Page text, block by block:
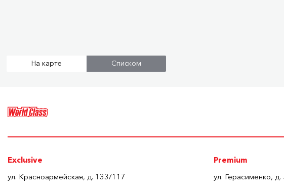
На карте Списком
Exclusive
ул. Красноармейская, д. 133/117
Premium
ул. Герасименко, д.